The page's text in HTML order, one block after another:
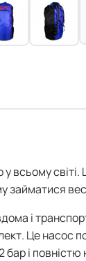
всьому
займатися
і
Це насос
і